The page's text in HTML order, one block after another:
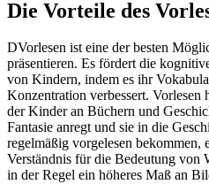
Die Vorteile des
DVorlesen ist eine der besten
präsentieren. Es fördert die
von Kindern, indem es ihr
Konzentration verbessert. Vorlesen
der Kinder an Büchern und
Fantasie anregt und sie in die
regelmäßig vorgelesen bekommen,
Verständnis für die Bedeutung von
in der Regel ein höheres Maß an